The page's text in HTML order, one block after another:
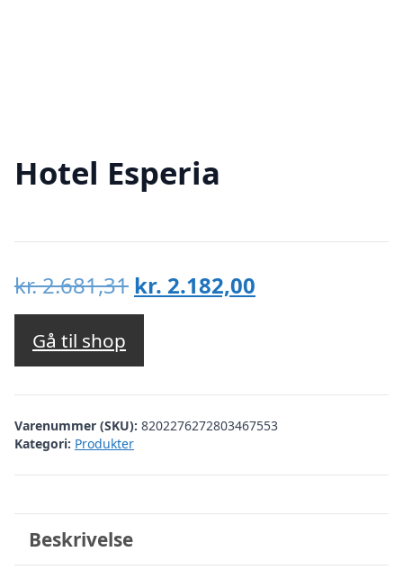
Hotel Esperia
kr.2.681,31 Den
oprindelige
var:
kr. 2.681,31.
kr. 2.182,00
kr. 2.182,00.
Gå til shop
Varenummer (SKU): 8202276272803467553
Kategori: Produkter
Beskrivelse